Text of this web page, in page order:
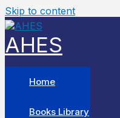
Skip to content
AHES
Home
Books Library